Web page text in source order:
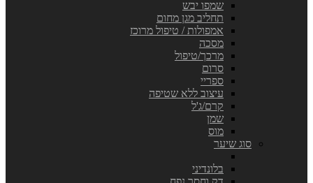
שמפו יבש
תחליב מגן מחום
אמפולות / טיפול מרוכז
מסכה
מרכך/טיפול
סרום
ספריי
עיצוב ללא שטיפה
קרם/ג'ל
שמן
מוס
סוג שיער
בלונדיני